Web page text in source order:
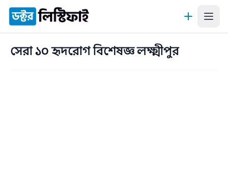
কন্টেন্টে যান
সেরা ১০ হৃদরোগ বিশেষজ্ঞ লক্ষ্মীপুর